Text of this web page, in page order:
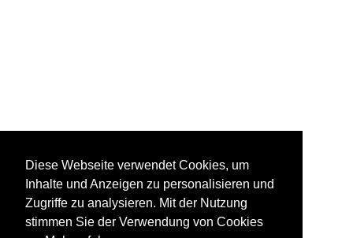
Diese Webseite verwendet Cookies, um
Inhalte und Anzeigen zu personalisieren und
Zugriffe zu analysieren. Mit der Nutzung
stimmen Sie der Verwendung von Cookies